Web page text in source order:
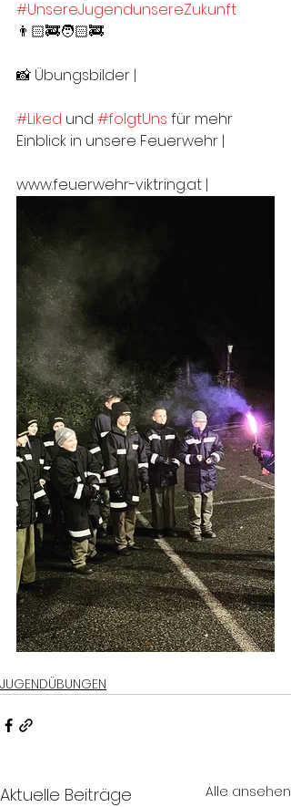
#UnsereJugendunsereZukunft
👨🏻‍🚒🧑🏻‍🚒
📸 Übungsbilder |
#Liked und #folgtUns für mehr
Einblick in unsere Feuerwehr |
www.feuerwehr-viktring.at |
JUGENDÜBUNGEN
Aktuelle Beiträge Alle ansehen